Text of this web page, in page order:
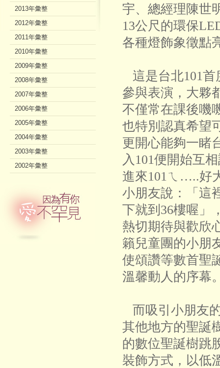
宇、總經理陳世
13公尺的環保
各種燈飾象徵點
這是台北101首
參與表演，大夥
不僅常在課後嘰
也特別認真希望
更開心能夠一睹
入101便開始互
進來101ㄟ…..好
小朋友說：「這
下就到36樓喔」
熱切期待與歡欣
籟兒童團的小朋
使頌讚等數首聖
溫馨動人的序幕
而吸引小朋友
其他地方的聖誕
的數位聖誕樹跳
裝飾方式，以低
2013年彙整
2012年彙整
2011年彙整
2010年彙整
2009年彙整
2008年彙整
2007年彙整
2006年彙整
2005年彙整
2004年彙整
2003年彙整
2002年彙整